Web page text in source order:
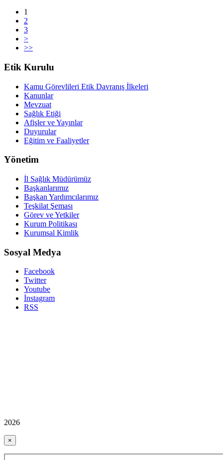
1
2
3
>
>>
Etik Kurulu
Kamu Görevlileri Etik Davranış İlkeleri
Kanunlar
Mevzuat
Sağlık Etiği
Afişler ve Yayınlar
Duyurular
Eğitim ve Faaliyetler
Yönetim
İl Sağlık Müdürümüz
Başkanlarımız
Başkan Yardımcılarımız
Teşkilat Şeması
Görev ve Yetkiler
Kurum Politikası
Kurumsal Kimlik
Sosyal Medya
Facebook
Twitter
Youtube
İnstagram
RSS
2026
×